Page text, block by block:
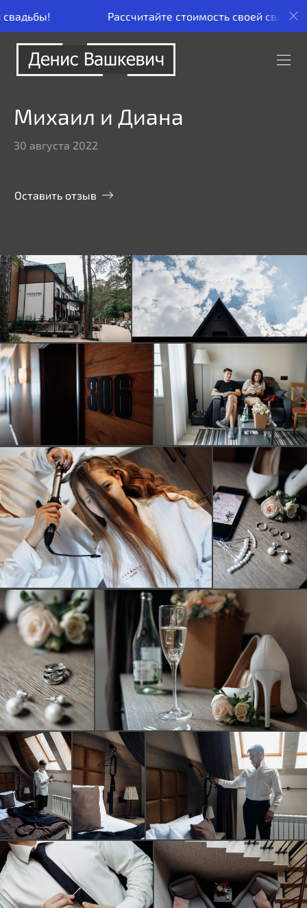
Рассчитайте стоимость своей свадьбы!
Михаил и Диана
30 августа 2022
Оставить отзыв